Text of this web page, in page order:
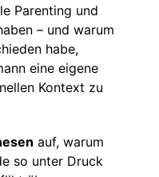
Parenting und
– und warum
habe,
eine eigene
Kontext zu
auf, warum
so unter Druck